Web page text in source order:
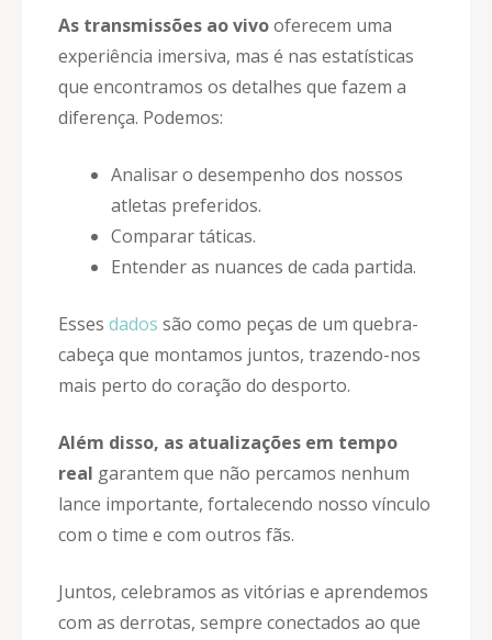
As transmissões ao vivooferecem uma
experiência imersiva, mas é nas estatísticas
que encontramos os detalhes que fazem a
diferença. Podemos:
Analisar o desempenho dos nossos
atletas preferidos.
Comparar táticas.
Entender as nuances de cada partida.
Esses dados são como peças de um quebra-
cabeça que montamos juntos, trazendo-nos
mais perto do coração do desporto.
Além disso, as atualizações em tempo
real garantem que não percamos nenhum
lance importante, fortalecendo nosso vínculo
com o time e com outros fãs.
Juntos, celebramos as vitórias e aprendemos
com as derrotas, sempre conectados ao que